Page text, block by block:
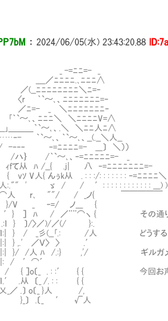
： 2024/06/05(水) 23:43:20.88
ﾆ=- _
ﾆﾆ.､ﾆﾆﾆ∧
ﾆﾆﾆﾆ＼ﾆ=‐
ﾆﾆﾆﾆﾆﾆﾆ=‐
ﾆﾆﾆﾆﾆﾆﾆ‐
ﾆ＼ ＼ﾆﾆﾆﾆV=∧
`～､、.＼ ＼ﾆﾆ人ﾆ∧
`～､、｀`～､、__(.__＼人__
: / -‐‐‐ ‐=ﾆﾆﾆﾆ=- ___〕 ＼））
′ /ハ｝ /｀`～､、‐=ﾆﾆﾆﾆﾆ=- _
ｨfて从 ﾊ /__{ .j| 八 ‐=ﾆﾆﾆﾆﾆﾆﾆ=-
V人{ んぅk从 . : : :/: : : : : : : ‐=ﾆﾆﾆﾆ＼
′: : : : : : : : : : : : ___) )
/ _ノ{ ￣￣￣￣￣
ノ___ {
ヽ { その通りで
／)/／(/ }:.
/人 どうすることもできず
〉 〉 .′
ギルガメッシュ王に覚えめ
{ { 今回お声をかけさせて
_ /. : : { {
〔_ }人 /,
_ ′ √人